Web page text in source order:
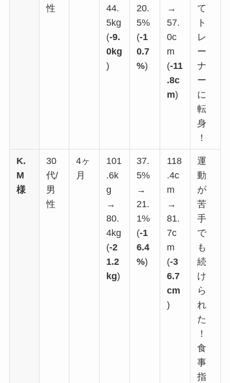
性
44.
5kg
(-9.
0kg
)
20.
5%
(-1
0.7
%)
→
57.
0c
m
(-11
.8c
m)
て
ト
レ
ー
ナ
ー
に
転
身
！
K.
M
様
30
代/
男
性
4ヶ
月
101
.6k
g
→
80.
4kg
(-2
1.2
kg)
37.
5%
→
21.
1%
(-1
6.4
%)
118
.4c
m
→
81.
7c
m
(-3
6.7
cm
)
運
動
が
苦
手
で
も
続
け
ら
れ
た
！
食
事
指